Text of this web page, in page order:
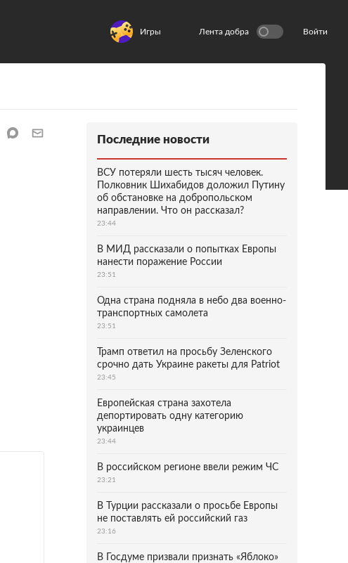
Игры Лента добра Войти
Последние новости
ВСУ потеряли шесть тысяч человек.
Полковник Шихабидов доложил Путину
об обстановке на добропольском
направлении. Что он рассказал?
23:44
В МИД рассказали о попытках Европы
нанести поражение России
23:51
Одна страна подняла в небо два военно-
транспортных самолета
23:51
Трамп ответил на просьбу Зеленского
срочно дать Украине ракеты для Patriot
23:45
Европейская страна захотела
депортировать одну категорию
украинцев
23:44
В российском регионе ввели режим ЧС
23:21
В Турции рассказали о просьбе Европы
не поставлять ей российский газ
23:16
В Госдуме призвали признать «Яблоко»